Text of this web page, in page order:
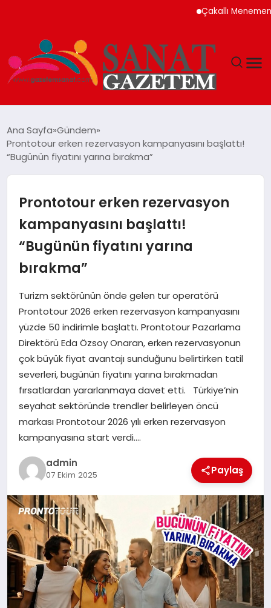
Çakallı Menemeni
TEKNOLOJI
YAŞAM
SAĞLIK
DÜNYA
EĞITIM
Ana Sayfa Gündem
Prontotour erken rezervasyon kampanyasını başlattı!
“Bugünün fiyatını yarına bırakma”
Prontotour erken rezervasyon
kampanyasını başlattı!
“Bugünün fiyatını yarına
bırakma”
Turizm sektörünün önde gelen tur operatörü
Prontotour 2026 erken rezervasyon kampanyasını
yüzde 50 indirimle başlattı. Prontotour Pazarlama
Direktörü Eda Özsoy Onaran, erken rezervasyonun
çok büyük fiyat avantajı sunduğunu belirtirken tatil
severleri, bugünün fiyatını yarına bırakmadan
fırsatlardan yararlanmaya davet etti. Türkiye’nin
seyahat sektöründe trendler belirleyen öncü
markası Prontotour 2026 yılı erken rezervasyon
kampanyasına start verdi….
admin
07 Ekim 2025 Paylaş